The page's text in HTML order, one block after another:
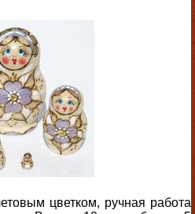
цветком, ручная работа